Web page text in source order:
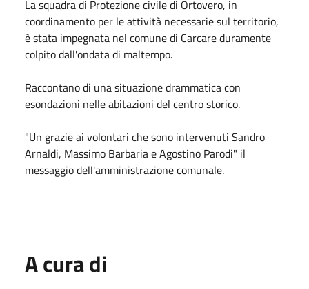
La squadra di Protezione civile di Ortovero, in
coordinamento per le attività necessarie sul territorio,
è stata impegnata nel comune di Carcare duramente
colpito dall'ondata di maltempo.
Raccontano di una situazione drammatica con
esondazioni nelle abitazioni del centro storico.
"Un grazie ai volontari che sono intervenuti Sandro
Arnaldi, Massimo Barbaria e Agostino Parodi" il
messaggio dell'amministrazione comunale.
A cura di